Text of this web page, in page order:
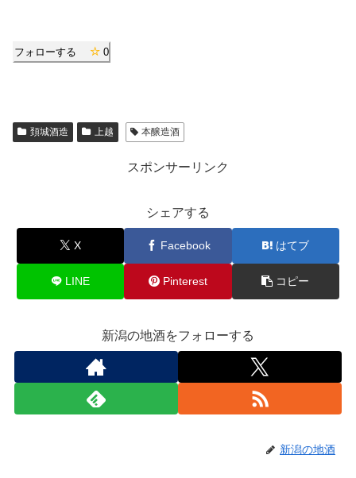
フォローする 0
頚城酒造 上越 本醸造酒
スポンサーリンク
シェアする
X Facebook はてブ
LINE Pinterest コピー
新潟の地酒をフォローする
新潟の地酒